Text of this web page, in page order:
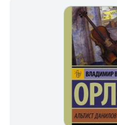
современный
оказывается в
нынешней
остросюжетном
персонажей —
ничего не знает,
которых покрыто
и чиновников,
Шеврикука пытается
достоинство и право